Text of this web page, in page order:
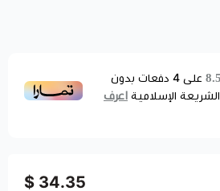
على 4 دفعات بدون
الإسلامية اعرف
34.35 $